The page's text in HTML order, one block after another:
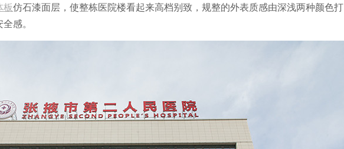
板仿石漆面层，使整栋医院楼看起来高档别致，规整的外表质感由深浅两种颜色打
感。